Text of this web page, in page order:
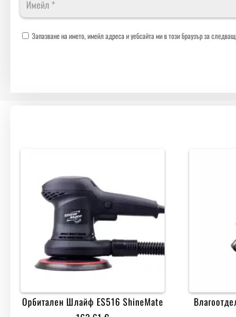
Запазване на името, имейл адреса и уебсайта ми в този браузър за
Орбитален Шлайф ES516 ShineMate